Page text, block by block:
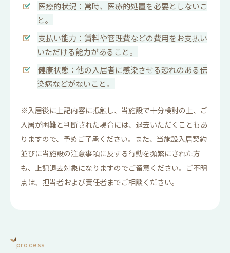
医療的状況：常時、医療的処置を必要としないこ
と。
支払い能力：賃料や管理費などの費用をお支払い
いただける能力があること。
健康状態：他の入居者に感染させる恐れのある伝
染病などがないこと。
※入居後に上記内容に抵触し、当施設で十分検討の上、ご
入居が困難と判断された場合には、退去いただくこともあ
りますので、予めご了承ください。また、当施設入居契約
並びに当施設の注意事項に反する行動を頻繁にされた方
も、上記退去対象になりますのでご留意ください。ご不明
点は、担当者および責任者までご相談ください。
process